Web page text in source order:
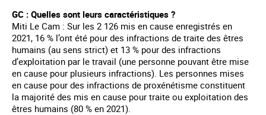
GC : Quelles sont leurs caractéristiques ?
Miti Le Cam : Sur les 2 126 mis en cause enregistrés en
2021, 16 % l’ont été pour des infractions de traite des êtres
humains (au sens strict) et 13 % pour des infractions
d’exploitation par le travail (une personne pouvant être mise
en cause pour plusieurs infractions). Les personnes mises
en cause pour des infractions de proxénétisme constituent
la majorité des mis en cause pour traite ou exploitation des
êtres humains (80 % en 2021).